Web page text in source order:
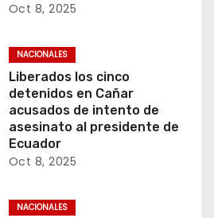
Oct 8, 2025
NACIONALES
Liberados los cinco
detenidos en Cañar
acusados de intento de
asesinato al presidente de
Ecuador
Oct 8, 2025
NACIONALES